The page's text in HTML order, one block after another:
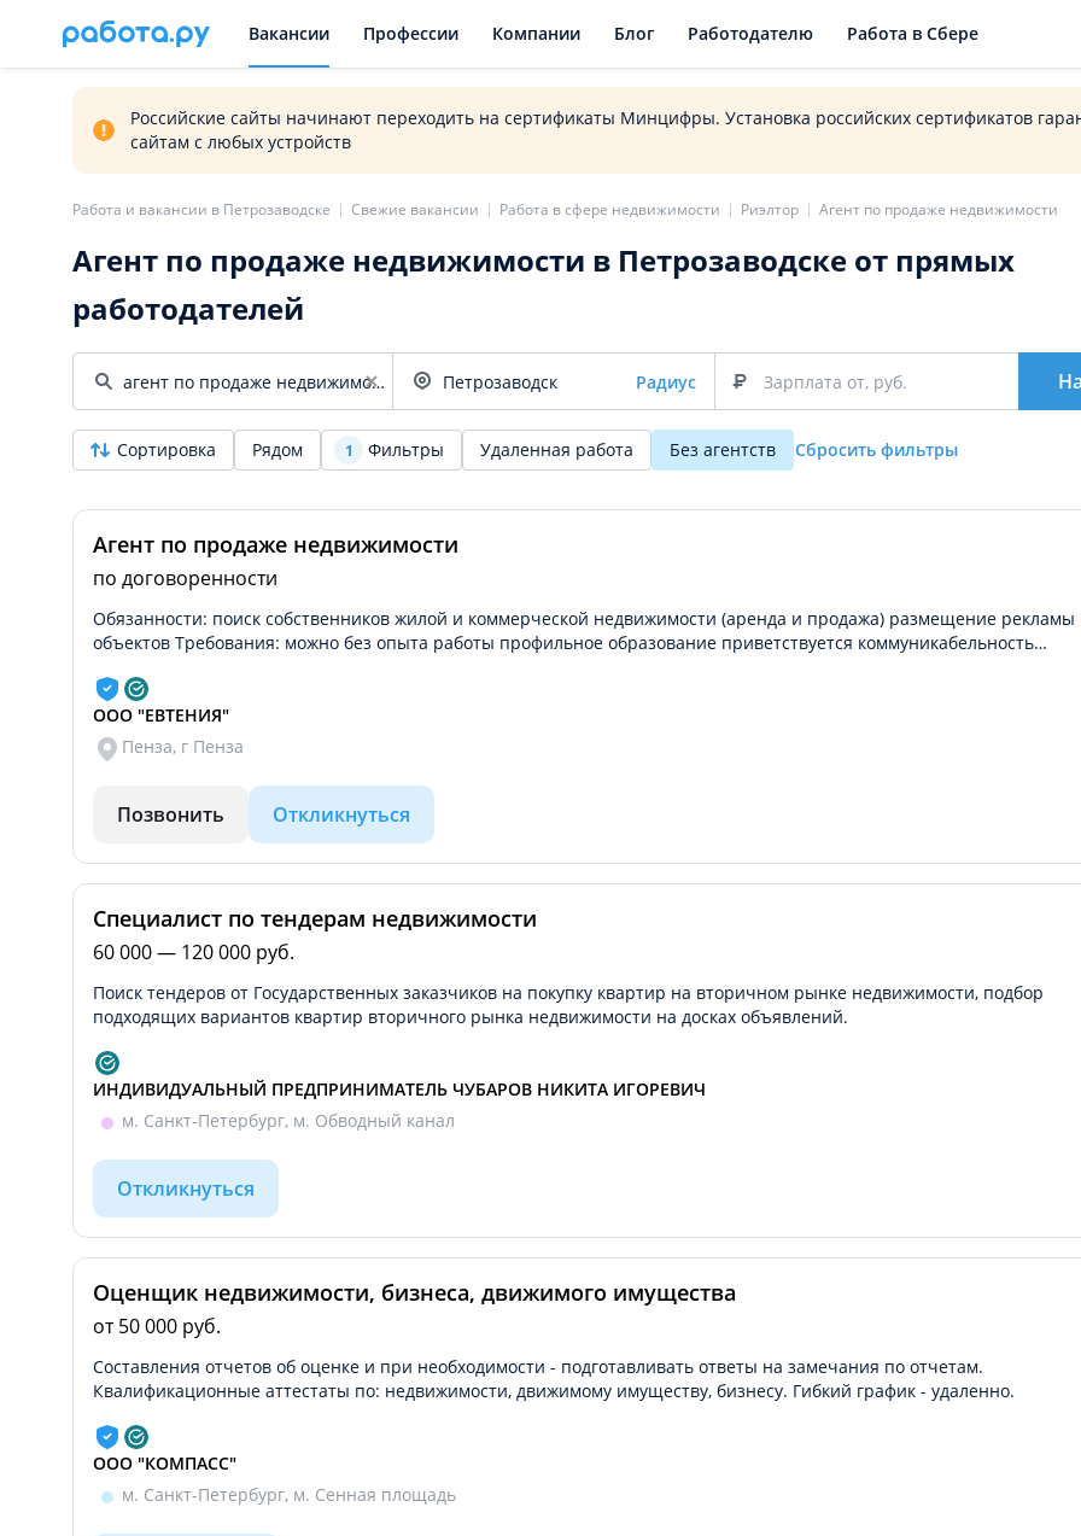
Вакансии Профессии Компании Блог Работодателю Работа в Сбере
Российские сайты начинают переходить на сертификаты Минцифры. Установка российских сертификатов
сайтам с любых устройств
Работа и вакансии в Петрозаводске Свежие вакансии Работа в сфере недвижимости Риэлтор Агент по продаже недвижимости
Агент по продаже недвижимости в Петрозаводске от прямых
работодателей
Радиус
Сортировка Рядом 1 Фильтры Удаленная работа Без агентств Сбросить фильтры
Агент по продаже недвижимости
по договоренности
Обязанности: поиск собственников жилой и коммерческой недвижимости (аренда и продажа) размещение рекламы
объектов Требования: можно без опыта работы профильное образование приветствуется коммуникабельность…
ООО "ЕВТЕНИЯ"
Пенза, г Пенза
Позвонить Откликнуться
Специалист по тендерам недвижимости
60 000 — 120 000 руб.
Поиск тендеров от Государственных заказчиков на покупку квартир на вторичном рынке недвижимости, подбор
подходящих вариантов квартир вторичного рынка недвижимости на досках объявлений.
ИНДИВИДУАЛЬНЫЙ ПРЕДПРИНИМАТЕЛЬ ЧУБАРОВ НИКИТА ИГОРЕВИЧ
м. Санкт-Петербург, м. Обводный канал
Откликнуться
Оценщик недвижимости, бизнеса, движимого имущества
от 50 000 руб.
Составления отчетов об оценке и при необходимости - подготавливать ответы на замечания по отчетам.
Квалификационные аттестаты по: недвижимости, движимому имуществу, бизнесу. Гибкий график - удаленно.
ООО "КОМПАСС"
м. Санкт-Петербург, м. Сенная площадь